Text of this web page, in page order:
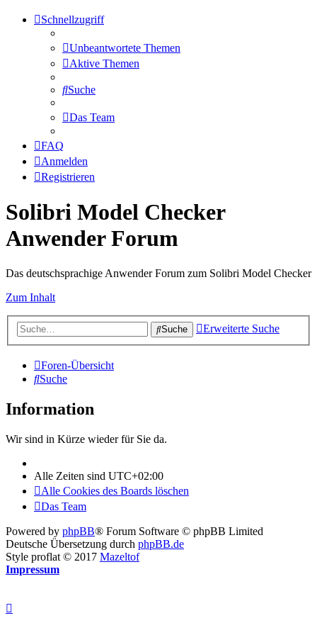
Schnellzugriff
Unbeantwortete Themen
Aktive Themen
Suche
Das Team
FAQ
Anmelden
Registrieren
Solibri Model Checker
Anwender Forum
Das deutschsprachige Anwender Forum zum Solibri Model Checker
Zum Inhalt
Suche Erweiterte Suche
Foren-Übersicht
Suche
Information
Wir sind in Kürze wieder für Sie da.
Alle Zeiten sind UTC+02:00
Alle Cookies des Boards löschen
Das Team
Powered by phpBB® Forum Software © phpBB Limited
Deutsche Übersetzung durch phpBB.de
Style proflat © 2017 Mazeltof
Impressum